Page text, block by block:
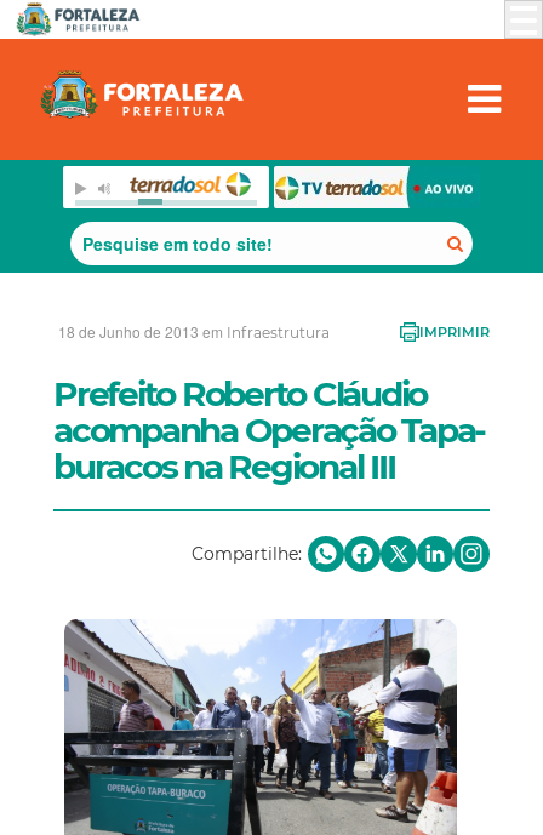
18 de Junho de 2013 em Infraestrutura IMPRIMIR
Prefeito Roberto Cláudio
acompanha Operação Tapa-
buracos na Regional III
Compartilhe: